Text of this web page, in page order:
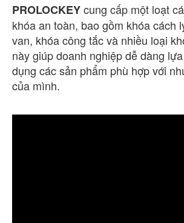
PROLOCKEYcung cấp một loạt
khóa an toàn, bao gồm khóa cách
van, khóa công tắc và nhiều loại
này giúp doanh nghiệp dễ dàng
dụng các sản phẩm phù hợp với
của mình.